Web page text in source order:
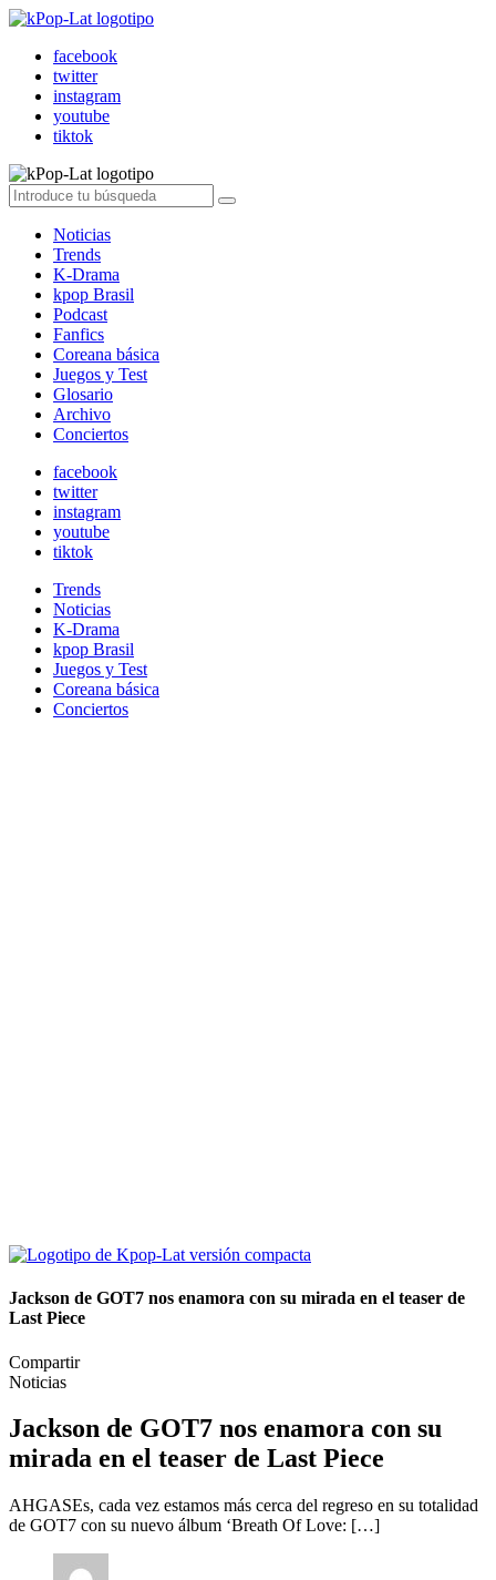
facebook
twitter
instagram
youtube
tiktok
Noticias
Trends
K-Drama
kpop Brasil
Podcast
Fanfics
Coreana básica
Juegos y Test
Glosario
Archivo
Conciertos
facebook
twitter
instagram
youtube
tiktok
Trends
Noticias
K-Drama
kpop Brasil
Juegos y Test
Coreana básica
Conciertos
Jackson de GOT7 nos enamora con su mirada en el teaser de
Last Piece
Compartir
Noticias
Jackson de GOT7 nos enamora con su
mirada en el teaser de Last Piece
AHGASEs, cada vez estamos más cerca del regreso en su totalidad
de GOT7 con su nuevo álbum ‘Breath Of Love: […]